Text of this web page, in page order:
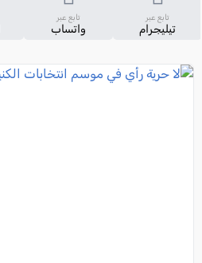
تابع عبر
تيليجرام
تابع عبر
واتساب